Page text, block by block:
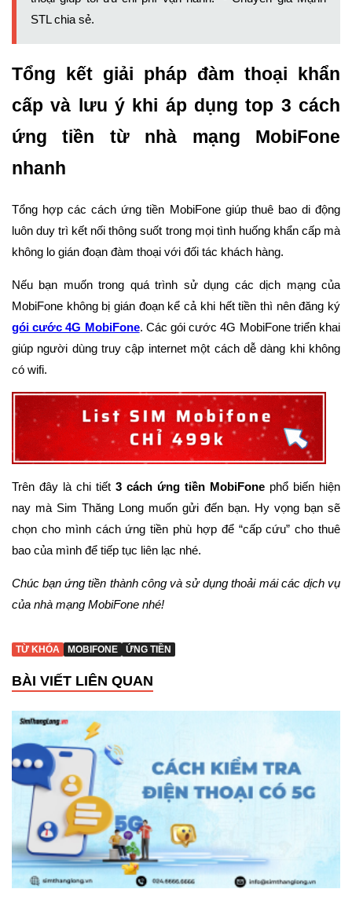
STL chia sẻ.
Tổng kết giải pháp đàm thoại khẩn
cấp và lưu ý khi áp dụng top 3 cách
ứng tiền từ nhà mạng MobiFone
nhanh
Tổng hợp các cách ứng tiền MobiFone giúp thuê bao di động
luôn duy trì kết nối thông suốt trong mọi tình huống khẩn cấp mà
không lo gián đoạn đàm thoại với đối tác khách hàng.
Nếu bạn muốn trong quá trình sử dụng các dịch mạng của
MobiFone không bị gián đoạn kể cả khi hết tiền thì nên đăng ký
gói cước 4G MobiFone. Các gói cước 4G MobiFone triển khai
giúp người dùng truy cập internet một cách dễ dàng khi không
có wifi.
Trên đây là chi tiết 3 cách ứng tiền MobiFone phổ biến hiện
nay mà Sim Thăng Long muốn gửi đến bạn. Hy vọng bạn sẽ
chọn cho mình cách ứng tiền phù hợp để “cấp cứu” cho thuê
bao của mình để tiếp tục liên lạc nhé.
Chúc bạn ứng tiền thành công và sử dụng thoải mái các dịch vụ
của nhà mạng MobiFone nhé!
TỪ KHÓA MOBIFONE ỨNG TIỀN
BÀI VIẾT LIÊN QUAN